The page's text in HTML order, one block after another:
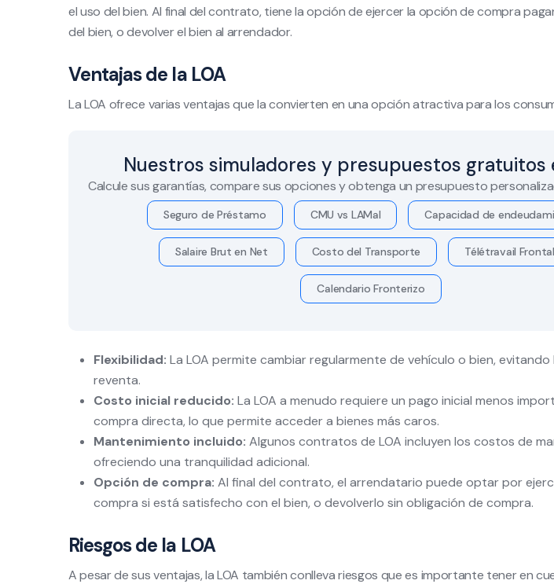
el uso del bien. Al final del contrato, tiene la opción de ejercer la opción de compra
del bien, o devolver el bien al arrendador.
Ventajas de la LOA
La LOA ofrece varias ventajas que la convierten en una opción atractiva para los
Nuestros simuladores y presupuestos gratuitos
Calcule sus garantías, compare sus opciones y obtenga un presupuesto
Seguro de Préstamo CMU vs LAMal Capacidad de
Salaire Brut en Net Costo del Transporte Télétravail
Calendario Fronterizo
Flexibilidad: La LOA permite cambiar regularmente de vehículo o bien, evitando
reventa.
Costo inicial reducido: La LOA a menudo requiere un pago inicial menos
compra directa, lo que permite acceder a bienes más caros.
Mantenimiento incluido: Algunos contratos de LOA incluyen los costos de
ofreciendo una tranquilidad adicional.
Opción de compra: Al final del contrato, el arrendatario puede optar por
compra si está satisfecho con el bien, o devolverlo sin obligación de compra.
Riesgos de la LOA
A pesar de sus ventajas, la LOA también conlleva riesgos que es importante tener en